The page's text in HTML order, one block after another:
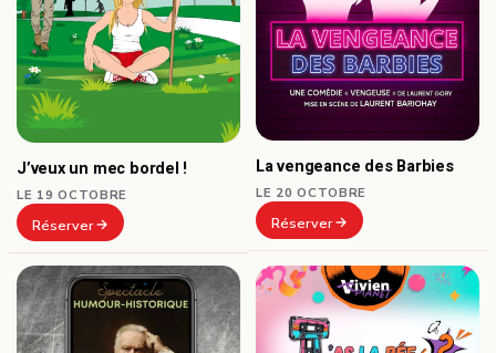
J’veux un mec bordel !
LE 19 OCTOBRE
Réserver
La vengeance des Barbies
LE 20 OCTOBRE
Réserver